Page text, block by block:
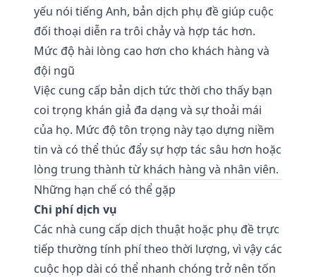
yếu nói tiếng Anh, bản dịch phụ đề giúp cuộc
đối thoại diễn ra trôi chảy và hợp tác hơn.
Mức độ hài lòng cao hơn cho khách hàng và
đội ngũ
Việc cung cấp bản dịch tức thời cho thấy bạn
coi trọng khán giả đa dạng và sự thoải mái
của họ. Mức độ tôn trọng này tạo dựng niềm
tin và có thể thúc đẩy sự hợp tác sâu hơn hoặc
lòng trung thành từ khách hàng và nhân viên.
Những hạn chế có thể gặp
Chi phí dịch vụ
Các nhà cung cấp dịch thuật hoặc phụ đề trực
tiếp thường tính phí theo thời lượng, vì vậy các
cuộc họp dài có thể nhanh chóng trở nên tốn